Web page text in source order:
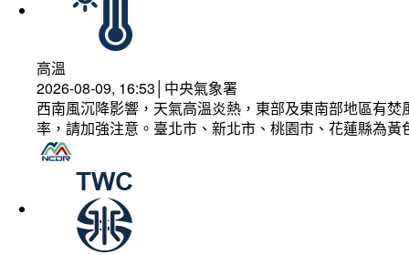
高溫
2026-08-09, 16:53│中央氣象署
西南風沉降影響，天氣高溫炎熱，東部及東南部地區有
率，請加強注意。臺北市、新北市、桃園市、花蓮縣為